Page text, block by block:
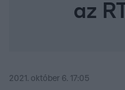
az
2021. október 6. 17:05